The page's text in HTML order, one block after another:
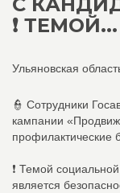
С
❗ ТЕМОЙ...
Ульяновская
👮 Сотрудники
кампании
профилактические
❗ Темой
является